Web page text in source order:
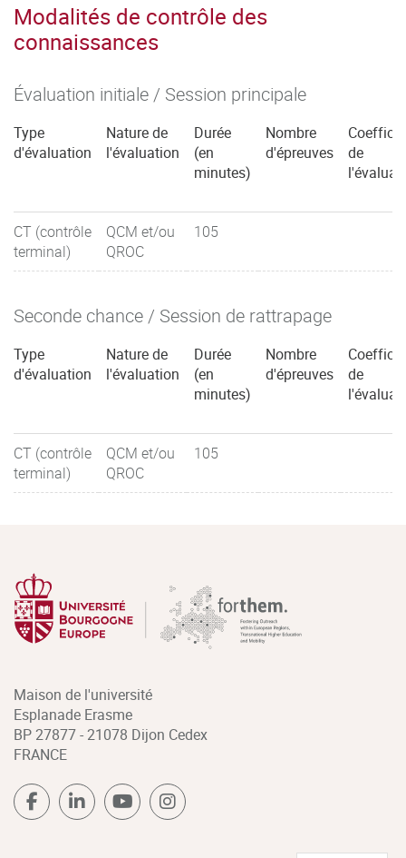
Modalités de contrôle des
connaissances
Évaluation initiale / Session principale
Type
d'évaluation
Nature de
l'évaluation
Durée
(en
minutes)
Nombre
d'épreuves
de
CT (contrôle
terminal)
QCM et/ou
QROC
105
Seconde chance / Session de rattrapage
Type
d'évaluation
Nature de
l'évaluation
Durée
(en
minutes)
Nombre
d'épreuves
de
CT (contrôle
terminal)
QCM et/ou
QROC
105
Maison de l'université
Esplanade Erasme
BP 27877 - 21078 Dijon Cedex
FRANCE